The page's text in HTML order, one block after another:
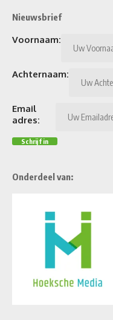
Nieuwsbrief
Voornaam:
Achternaam:
Email
adres:
Onderdeel van: